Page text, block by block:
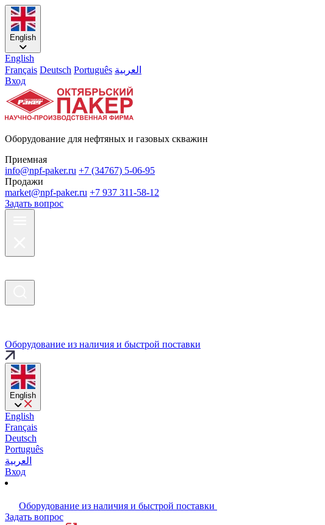
English
English
Français Deutsch Português العربية
Вход
Оборудование для нефтяных и газовых скважин
Приемная
info@npf-paker.ru +7 (34767) 5-06-95
Продажи
market@npf-paker.ru +7 937 311-58-12
Задать вопрос
Оборудование из наличия и быстрой поставки
English
English
Français
Deutsch
Português
العربية
Вход
Оборудование из наличия и быстрой поставки
Задать вопрос